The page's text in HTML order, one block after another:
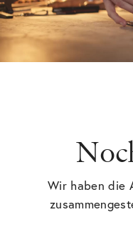
Wir haben die